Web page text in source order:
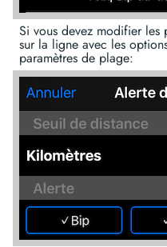
Si vous devez modifier les
sur la ligne avec les
paramètres de plage: